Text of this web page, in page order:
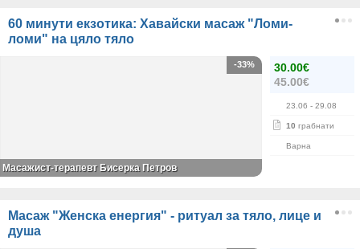
60 минути екзотика: Хавайски масаж "Ломи-
ломи" на цяло тяло
30.00€
45.00€
23.06 - 29.08
10 грабнати
Варна
-33%
Масажист-терапевт Бисерка Петров
Масаж "Женска енергия" - ритуал за тяло, лице и
душа